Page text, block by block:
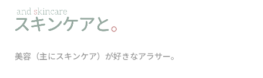
美容（主にスキンケア）が好きなアラサー。